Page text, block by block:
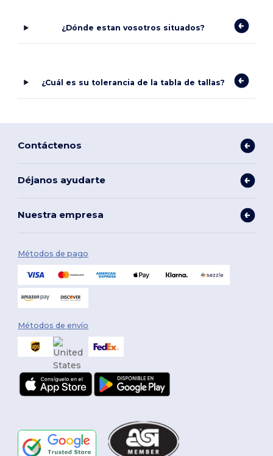
¿Dónde estan vosotros situados?
¿Cuál es su tolerancia de la tabla de tallas?
Contáctenos
Déjanos ayudarte
Nuestra empresa
Métodos de pago
Métodos de envío